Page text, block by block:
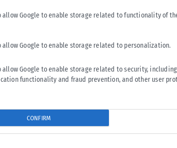
allow Google to enable storage related to functionality of
allow Google to enable storage related to personalization.
allow Google to enable storage related to security, including
functionality and fraud prevention, and other user
CONFIRM
των τροφίμων κατά τους θερινούς μήνες, καθώς οι
πολλές ώρες εκτός ψυγείου. Χρειάζεται
μαζί μας στην παραλία ή σε εκδρομές, ώστε να
ισορροπημένων διατροφικών συνηθειών και η σωστή
της ενέργειας και της καλής λειτουργίας του